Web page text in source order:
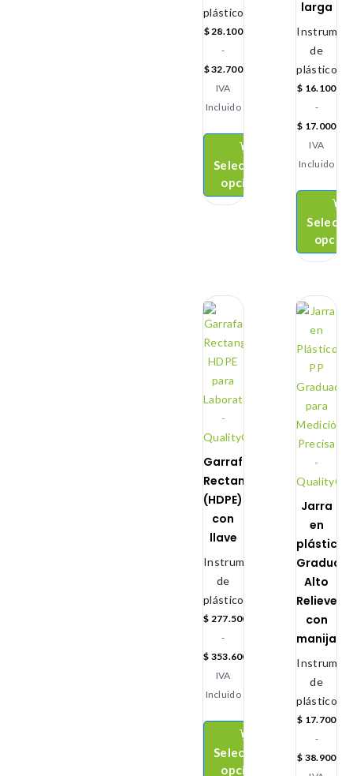
plástico
$28.100
-
$32.700
IVA
Incluido
Seleccionar
opciones
larga
de
plástico
$ 16.100
-
$ 17.000
IVA
Incluido
Garrafa
Rectangular
(HDPE)
con
llave
Instrumental
de
plástico
$ 277.500
-
$ 353.600
IVA
Incluido
Seleccionar
opciones
Jarra
en
plástico
Alto
Relieve
con
manija
de
plástico
$ 17.700
-
$ 38.900